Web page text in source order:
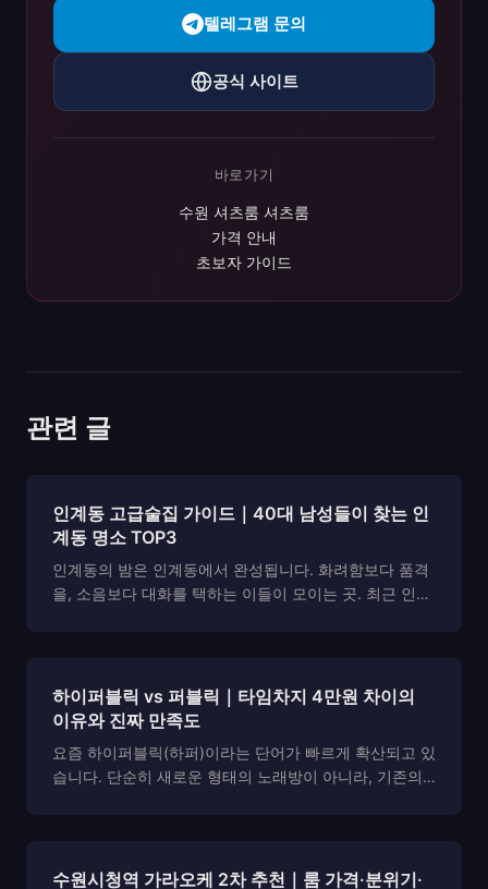
텔레그램 문의
공식 사이트
바로가기
수원 셔츠룸 셔츠룸
가격 안내
초보자 가이드
관련 글
인계동 고급술집 가이드｜40대 남성들이 찾는 인
계동 명소 TOP3
인계동의 밤은 인계동에서 완성됩니다. 화려함보다 품격
을, 소음보다 대화를 택하는 이들이 모이는 곳. 최근 인계
하이퍼블릭 vs 퍼블릭｜타임차지 4만원 차이의
이유와 진짜 만족도
요즘 하이퍼블릭(하퍼)이라는 단어가 빠르게 확산되고 있
습니다. 단순히 새로운 형태의 노래방이 아니라, 기존의
수원시청역 가라오케 2차 추천｜룸 가격·분위기·